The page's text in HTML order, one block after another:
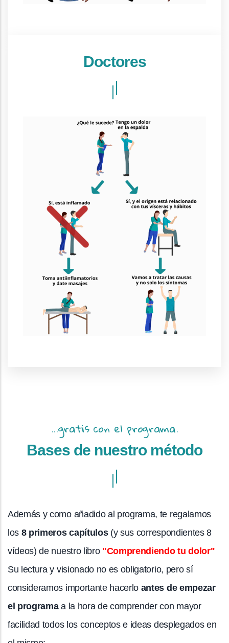
Doctores
...gratis con el programa.
Bases de nuestro método
Además y como añadido al programa, te regalamos
los 8 primeros capítulos(y sus correspondientes 8
vídeos) de nuestro libro "Comprendiendo tu dolor"
Su lectura y visionado no es obligatorio, pero sí
consideramos importante hacerlo antes de empezar
el programaa la hora de comprender con mayor
facilidad todos los conceptos e ideas desplegados en